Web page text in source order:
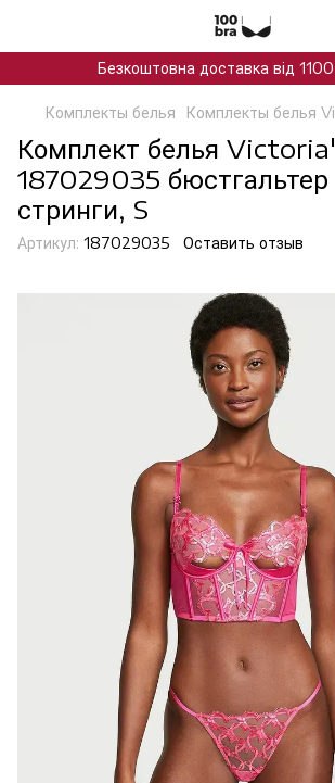
Безкоштовна доставка від 1100
Комплекты белья Комплекты белья
Комплект белья
187029035 бюстгальтер
стринги, S
Артикул: 187029035 Оставить отзыв